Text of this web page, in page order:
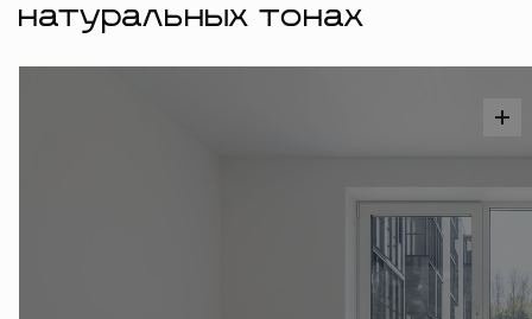
натуральных тонах